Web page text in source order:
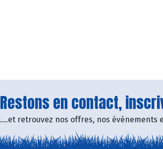
Restons en contact,
....et retrouvez nos offres, nos événements